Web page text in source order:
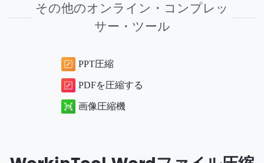
その他のオンライン・コンプレッ
サー・ツール
PPT圧縮
PDFを圧縮する
画像圧縮機